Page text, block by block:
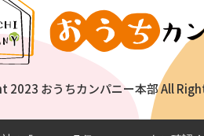
2023 おうちカンパニー本部 All